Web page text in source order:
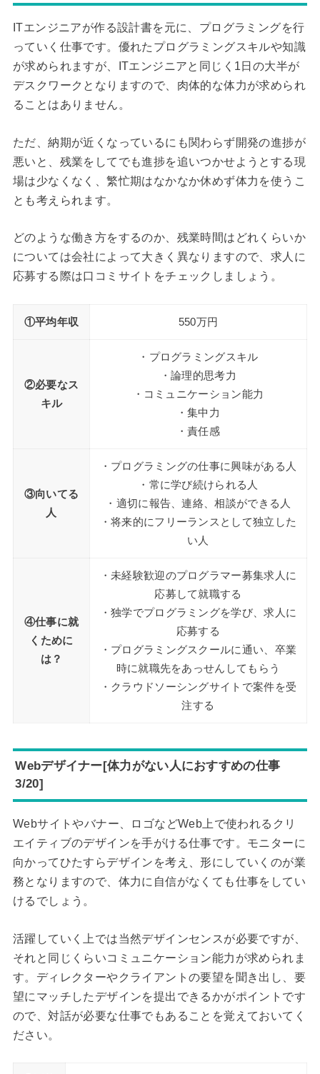
ITエンジニアが作る設計書を元に、プログラミングを行
っていく仕事です。優れたプログラミングスキルや知識
が求められますが、ITエンジニアと同じく1日の大半が
デスクワークとなりますので、肉体的な体力が求められ
ることはありません。
ただ、納期が近くなっているにも関わらず開発の進捗が
悪いと、残業をしてでも進捗を追いつかせようとする現
場は少なくなく、繁忙期はなかなか休めず体力を使うこ
とも考えられます。
どのような働き方をするのか、残業時間はどれくらいか
については会社によって大きく異なりますので、求人に
応募する際は口コミサイトをチェックしましょう。
①平均年収 550万円
②必要なス
キル
・プログラミングスキル
・論理的思考力
・コミュニケーション能力
・集中力
・責任感
③向いてる
人
・プログラミングの仕事に興味がある人
・常に学び続けられる人
・適切に報告、連絡、相談ができる人
・将来的にフリーランスとして独立した
い人
④仕事に就
くために
は？
・未経験歓迎のプログラマー募集求人に
応募して就職する
・独学でプログラミングを学び、求人に
応募する
・プログラミングスクールに通い、卒業
時に就職先をあっせんしてもらう
・クラウドソーシングサイトで案件を受
注する
Webデザイナー[体力がない人におすすめの仕事
3/20]
Webサイトやバナー、ロゴなどWeb上で使われるクリ
エイティブのデザインを手がける仕事です。モニターに
向かってひたすらデザインを考え、形にしていくのが業
務となりますので、体力に自信がなくても仕事をしてい
けるでしょう。
活躍していく上では当然デザインセンスが必要ですが、
それと同じくらいコミュニケーション能力が求められま
す。ディレクターやクライアントの要望を聞き出し、要
望にマッチしたデザインを提出できるかがポイントです
ので、対話が必要な仕事でもあることを覚えておいてく
ださい。